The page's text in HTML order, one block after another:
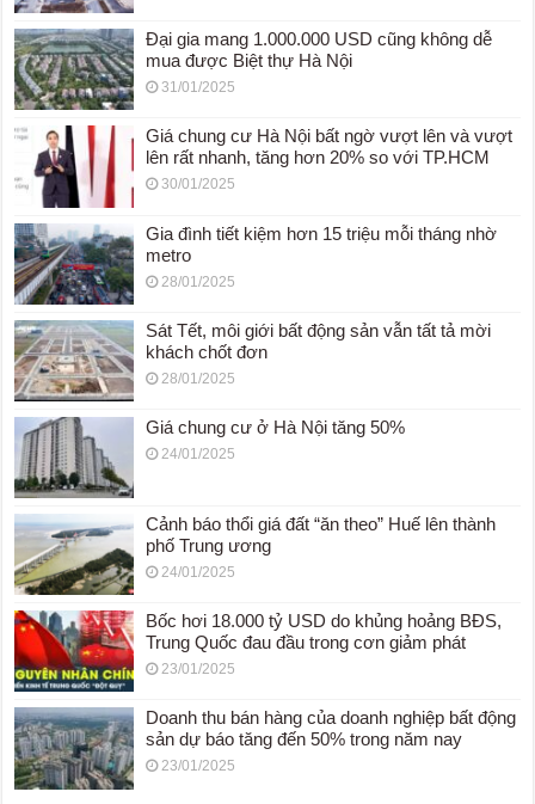
Đại gia mang 1.000.000 USD cũng không dễ
mua được Biệt thự Hà Nội
31/01/2025
Giá chung cư Hà Nội bất ngờ vượt lên và vượt
lên rất nhanh, tăng hơn 20% so với TP.HCM
30/01/2025
Gia đình tiết kiệm hơn 15 triệu mỗi tháng nhờ
metro
28/01/2025
Sát Tết, môi giới bất động sản vẫn tất tả mời
khách chốt đơn
28/01/2025
Giá chung cư ở Hà Nội tăng 50%
24/01/2025
Cảnh báo thổi giá đất “ăn theo” Huế lên thành
phố Trung ương
24/01/2025
Bốc hơi 18.000 tỷ USD do khủng hoảng BĐS,
Trung Quốc đau đầu trong cơn giảm phát
23/01/2025
Doanh thu bán hàng của doanh nghiệp bất động
sản dự báo tăng đến 50% trong năm nay
23/01/2025